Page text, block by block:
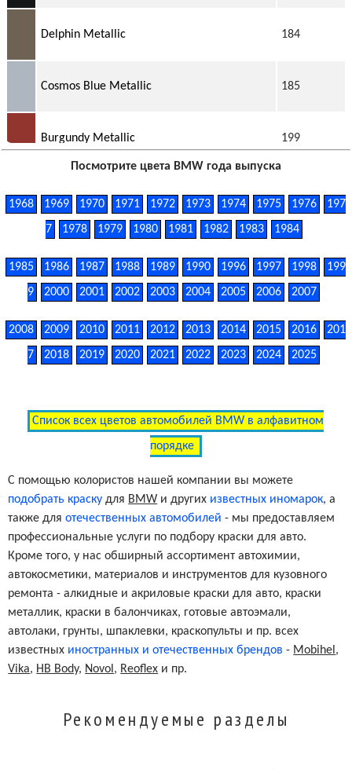
Delphin Metallic 184
Cosmos Blue Metallic 185
Burgundy Metallic 199
Sable Brown Metallic 196
Посмотрите цвета BMW года выпуска
1968 1969 1970 1971 1972 1973 1974 1975 1976
197
7
1978 1979 1980 1981 1982 1983 1984
1985 1986 1987 1988 1989 1990 1996 1997 1998
199
9
2000 2001 2002 2003 2004 2005 2006 2007
2008 2009 2010 2011 2012 2013 2014 2015 2016
201
7
2018 2019 2020 2021 2022 2023 2024 2025
Список всех цветов автомобилей BMW в алфавитном
порядке
С помощью колористов нашей компании вы можете
подобрать краску для BMW и других известных иномарок, а
также дляотечественных автомобилей - мы предоставляем
профессиональные услуги по подбору краски для авто.
Кроме того, у нас обширный ассортимент автохимии,
автокосметики, материалов и инструментов для кузовного
ремонта - алкидные и акриловые краски для авто, краски
металлик, краски в балончиках, готовые автоэмали,
автолаки, грунты, шпаклевки, краскопульты и пр. всех
известных иностранных и отечественных брендов - Mobihel ,
Vika, HB Body, Novol , Reoflex и пр.
Рекомендуемые разделы